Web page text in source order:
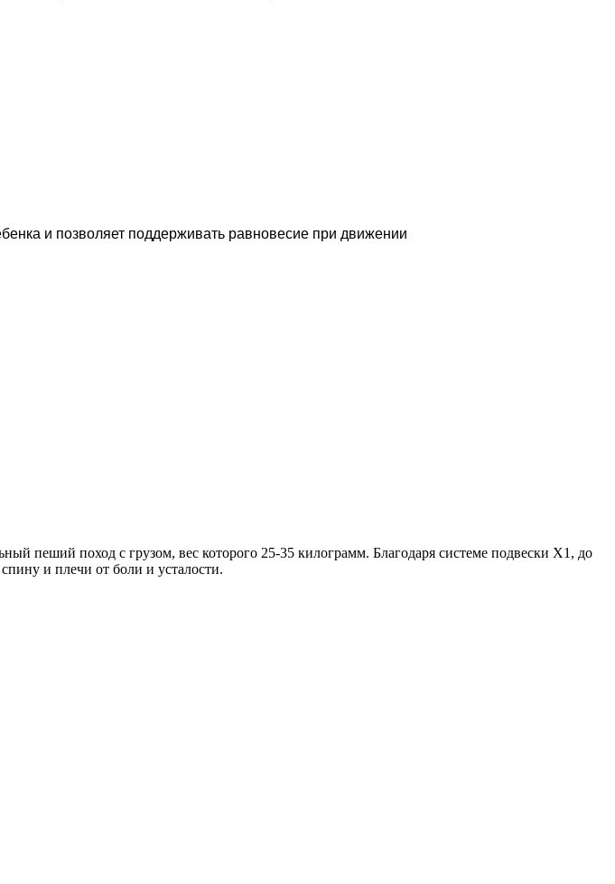
и позволяет поддерживать равновесие при движении
пеший поход c грузом, вес которого 25-35 килограмм. Благодаря системе подвески Х1, до
и плечи от боли и усталости.